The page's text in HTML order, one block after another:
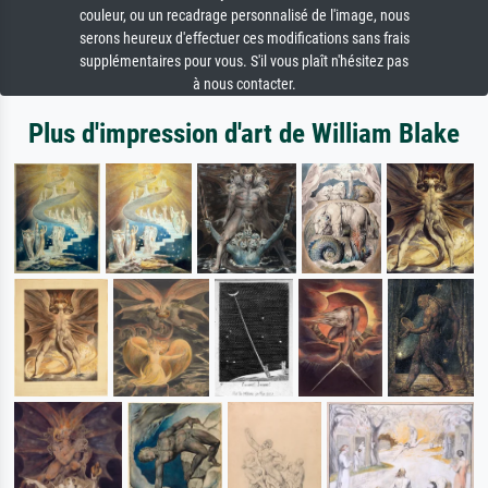
couleur, ou un recadrage personnalisé de l'image, nous
serons heureux d'effectuer ces modifications sans frais
supplémentaires pour vous. S'il vous plaît n'hésitez pas
à nous contacter.
Plus d'impression d'art de William Blake